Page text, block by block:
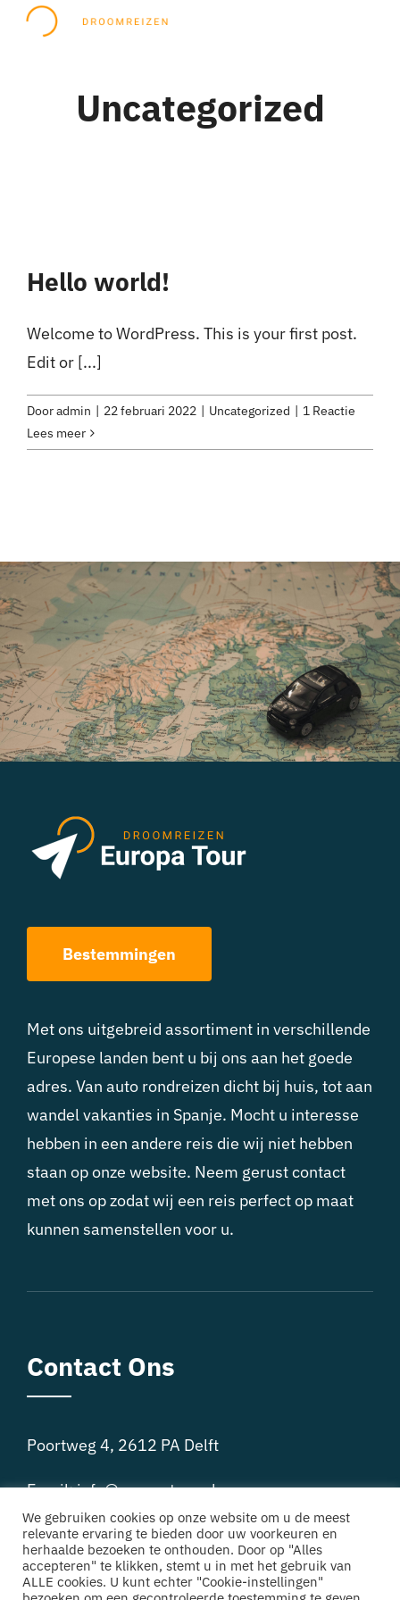
Uncategorized
Hello world!
Welcome to WordPress. This is your first post.
Edit or [...]
Dooradmin | 22 februari 2022 | Uncategorized | 1 Reactie
Lees meer
Bestemmingen
Met ons uitgebreid assortiment in verschillende
Europese landen bent u bij ons aan het goede
adres. Van auto rondreizen dicht bij huis, tot aan
wandel vakanties in Spanje. Mocht u interesse
hebben in een andere reis die wij niet hebben
staan op onze website. Neem gerust contact
met ons op zodat wij een reis perfect op maat
kunnen samenstellen voor u.
Contact Ons
Poortweg 4, 2612 PA Delft
Email:info@europatour.nl
Phone: + 31 85 301 15 79
We gebruiken cookies op onze website om u de meest
relevante ervaring te bieden door uw voorkeuren en
herhaalde bezoeken te onthouden. Door op "Alles
accepteren" te klikken, stemt u in met het gebruik van
ALLE cookies. U kunt echter "Cookie-instellingen"